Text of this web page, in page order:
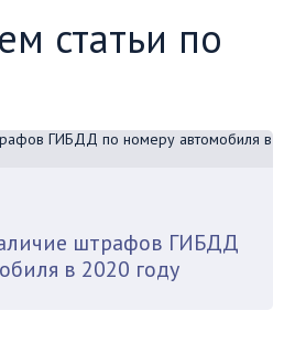
статьи по
штрафов ГИБДД
в 2020 году